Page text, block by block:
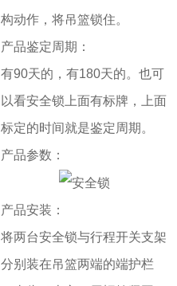
构动作，将吊篮锁住。
产品鉴定周期：
有90天的，有180天的。也可
以看安全锁上面有标牌，上面
标定的时间就是鉴定周期。
产品参数：
产品安装：
将两台安全锁与行程开关支架
分别装在吊篮两端的端护栏